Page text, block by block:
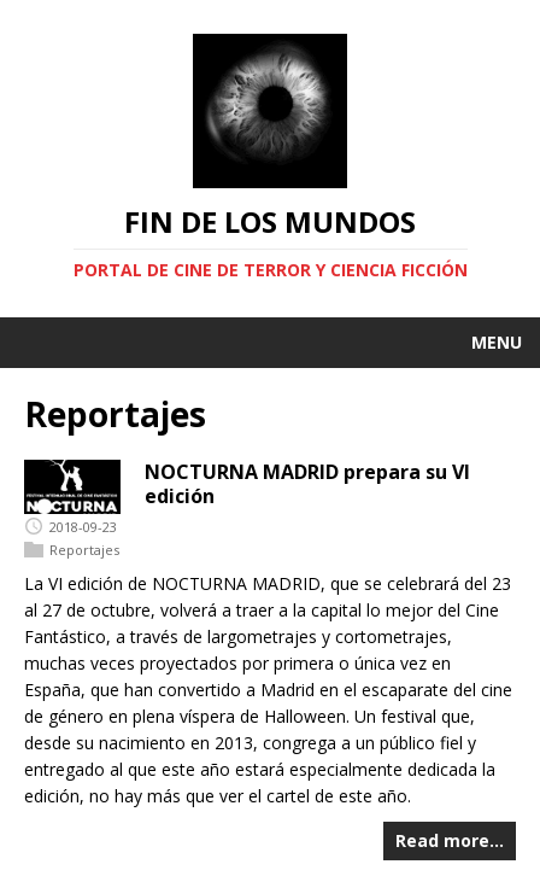
FIN DE LOS MUNDOS
PORTAL DE CINE DE TERROR Y CIENCIA FICCIÓN
MENU
Reportajes
NOCTURNA MADRID prepara su VI
edición
2018-09-23
Reportajes
La VI edición de NOCTURNA MADRID, que se celebrará del 23
al 27 de octubre, volverá a traer a la capital lo mejor del Cine
Fantástico, a través de largometrajes y cortometrajes,
muchas veces proyectados por primera o única vez en
España, que han convertido a Madrid en el escaparate del cine
de género en plena víspera de Halloween. Un festival que,
desde su nacimiento en 2013, congrega a un público fiel y
entregado al que este año estará especialmente dedicada la
edición, no hay más que ver el cartel de este año.
Read more…